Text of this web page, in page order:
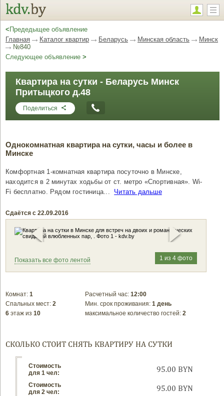
< Предедыщее объявление
Главная
Каталог квартир Беларусь Минская область
Минск
№840
Следующее объявление >
Квартира на сутки - Беларусь Минск
Притыцкого д.48
Поделиться
Однокомнатная квартира на сутки, часы и более в
Минске
Комфортная 1-комнатная квартира посуточно в Минске,
находится в 2 минутах ходьбы от ст. метро «Спортивная». Wi-
Fi бесплатно. Рядом гостиница...
Читать дальше
Сдаётся с 22.09.2016
1 из 4 фото
Показать все фото лентой
Комнат: 1
Спальных мест: 2
6 этаж из 10
Расчетный час: 12:00
Мин. срок проживания: 1 день
максимальное количество гостей: 2
СКОЛЬКО СТОИТ СНЯТЬ КВАРТИРУ НА СУТКИ
Стоимость
для 1 чел:
95.00 BYN
Стоимость
для 2 чел:
95.00 BYN